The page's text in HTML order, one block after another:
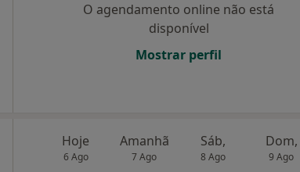
O agendamento online não está
disponível
Mostrar perfil
Hoje
6 Ago
Amanhã
7 Ago
Sáb,
8 Ago
Dom,
9 Ago